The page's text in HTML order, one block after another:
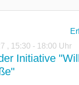
, 15:30 - 18:00 Uhr
Initiative